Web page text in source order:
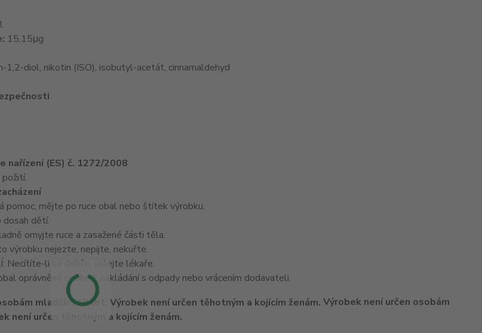
15,15μg
1,2-diol, nikotin (ISO), isobutyl-acetát, cinnamaldehyd
nařízení (ES) č. 1272/2008
pomoc, mějte po ruce obal nebo štítek výrobku.
dětí.
omyjte ruce a zasažené části těla.
výrobku nejezte, nepijte, nekuřte.
Necítíte-li se dobře, volejte lékaře.
oprávněné osobě k nakládání s odpady nebo vrácením dodavateli.
Výrobek není určen osobám
není určen těhotným a kojícím ženám.